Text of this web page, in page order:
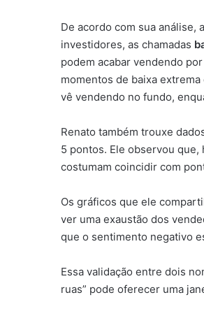
De acordo com sua análise,
investidores, as chamadas
podem acabar vendendo
momentos de baixa
vê vendendo no fundo,
Renato também trouxe
5 pontos. Ele observou
costumam coincidir com
Os gráficos que ele
ver uma exaustão dos
que o sentimento negativo
Essa validação entre dois
ruas” pode oferecer uma